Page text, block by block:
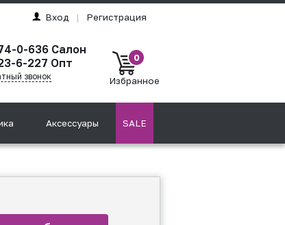
Вход | Регистрация
0-636 Салон
6-227 Опт
звонок
0
Избранное
Аксессуары SALE